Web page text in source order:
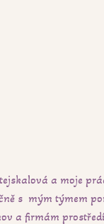
a moje
s mým týmem
a firmám